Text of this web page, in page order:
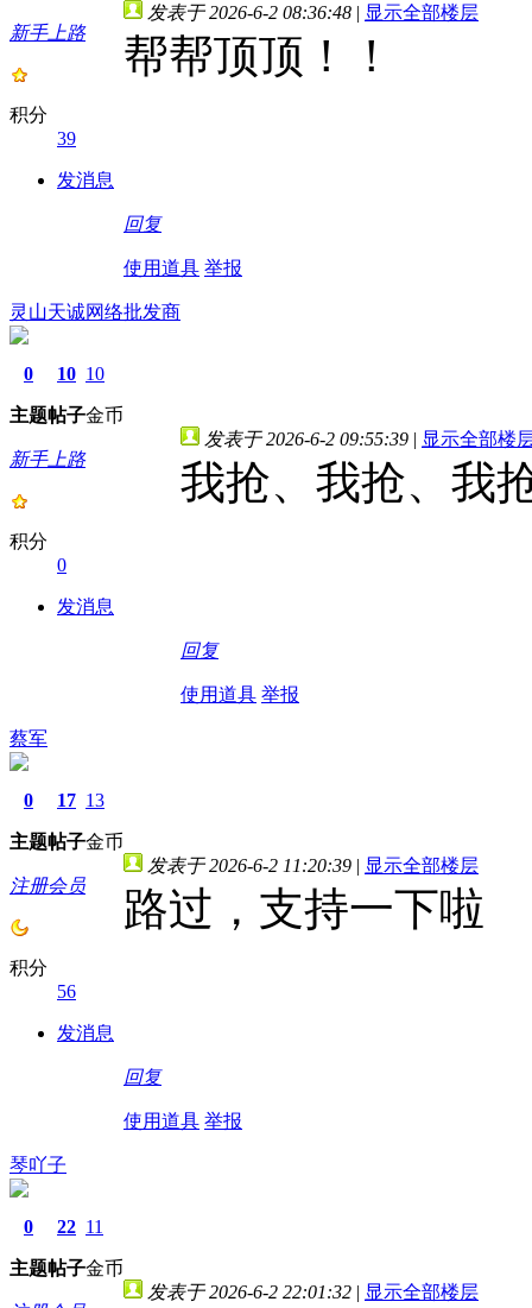
新手上路
积分
39
发消息
发表于 2026-6-2 08:36:48 | 显示全部楼层
帮帮顶顶！！
回复
使用道具 举报
灵山天诚网络批发商
0
主题
10
帖子
10
金币
新手上路
积分
0
发消息
发表于 2026-6-2 09:55:39 | 显示全部楼
我抢、我抢、我
回复
使用道具 举报
蔡军
0
主题
17
帖子
13
金币
注册会员
积分
56
发消息
发表于 2026-6-2 11:20:39 | 显示全部楼层
路过，支持一下啦
回复
使用道具 举报
琴吖子
0
主题
22
帖子
11
金币
发表于 2026-6-2 22:01:32 | 显示全部楼层